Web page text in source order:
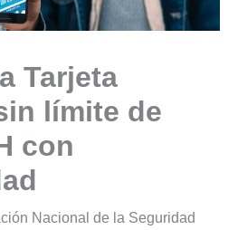
Tarjeta
límite de
con
Nacional de la Seguridad